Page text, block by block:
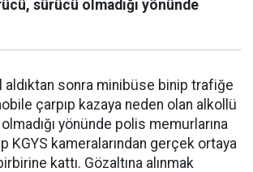
sürücü olmadığı yönünde
aldıktan sonra minibüse binip trafiğe
çarpıp kazaya neden olan alkollü
yönünde polis memurlarına
KGYS kameralarından gerçek ortaya
kattı. Gözaltına alınmak